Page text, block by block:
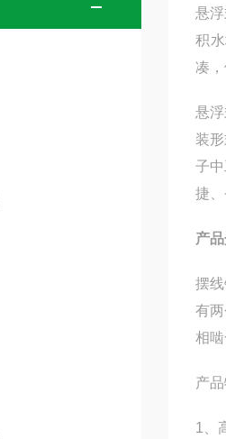
悬
积
凑
悬
装
子
捷
产
摆
有
相
产
1、